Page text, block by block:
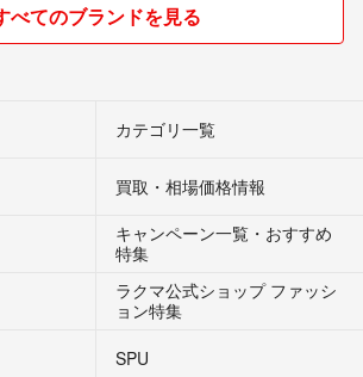
べてのブランドを見る
カテゴリ一覧
買取・相場価格情報
キャンペーン一覧・おすすめ
特集
ラクマ公式ショップ ファッシ
ョン特集
SPU